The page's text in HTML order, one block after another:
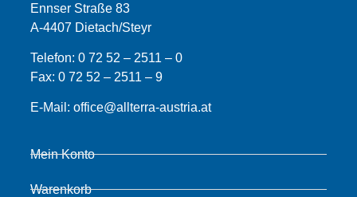
Ennser Straße 83
A-4407 Dietach/Steyr
Telefon:0 72 52 – 2511 – 0
Fax:0 72 52 – 2511 – 9
E-Mail:office@allterra-austria.at
Mein Konto
Warenkorb